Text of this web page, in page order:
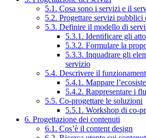
5.1. Cosa sono i servizi e il
5.2. Progettare servizi pubblici
5.3. Definire il modello di
5.3.1. Identificare gli
5.3.2. Formulare la
5.3.3. Inquadrare gli
servizio
5.4. Descrivere il
5.4.1. Mappare
5.4.2. Rappresentare i
5.5. Co-progettare le soluzioni
5.5.1. Workshop di co-
6. Progettazione dei contenuti
6.1. Cos’è il content design